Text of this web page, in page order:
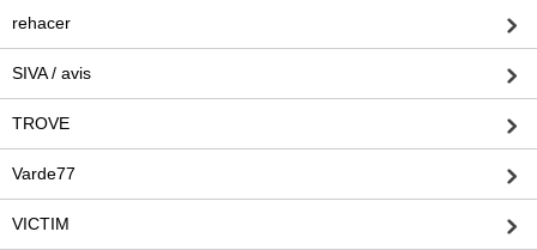
rehacer
SIVA / avis
TROVE
Varde77
VICTIM